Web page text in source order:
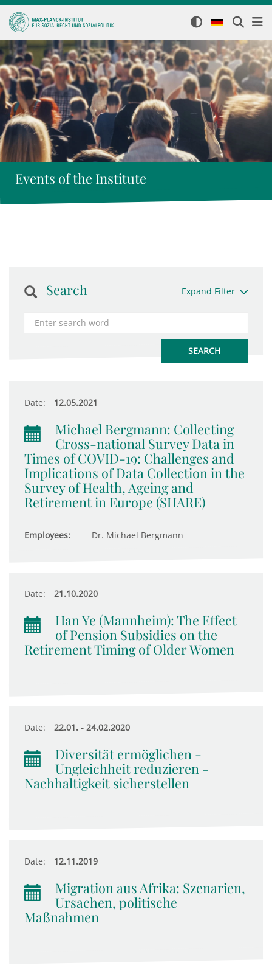
Events of the Institute
Search Expand Filter
Date: 12.05.2021
Michael Bergmann: Collecting
Cross-national Survey Data in
Times of COVID-19: Challenges and
Implications of Data Collection in the
Survey of Health, Ageing and
Retirement in Europe (SHARE)
Employees: Dr. Michael Bergmann
Date: 21.10.2020
Han Ye (Mannheim): The Effect
of Pension Subsidies on the
Retirement Timing of Older Women
Date: 22.01. - 24.02.2020
Diversität ermöglichen -
Ungleichheit reduzieren -
Nachhaltigkeit sicherstellen
Date: 12.11.2019
Migration aus Afrika: Szenarien,
Ursachen, politische
Maßnahmen